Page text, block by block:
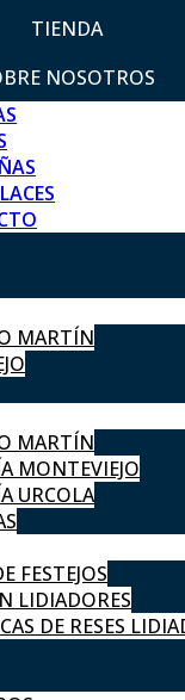
TIENDA
NOSOTROS
MARTÍN
MARTÍN
MONTEVIEJO
URCOLA
FESTEJOS
LIDIADORES
DE RESES